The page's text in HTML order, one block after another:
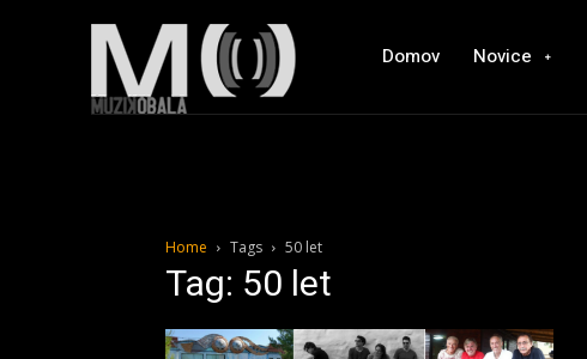
Domov Novice
Home Tags 50 let
Tag: 50 let